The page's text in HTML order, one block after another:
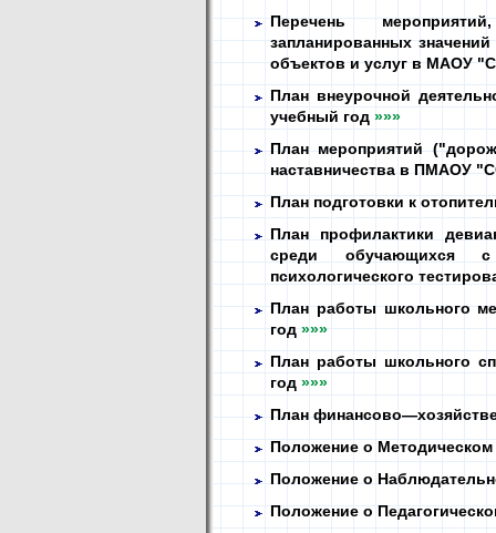
Перечень
запланированных
объектов и услуг в МАОУ
План внеурочной
учебный год »»»
План мероприятий
наставничества в ПМАОУ
План подготовки к
План профилактики
среди обучающихся с
психологического
План работы школьного
год »»»
План работы школьного
год »»»
План
Положение о
Положение о
Положение о